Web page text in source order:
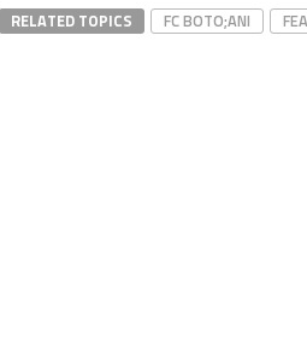
RELATED TOPICS FC BOTO;ANI